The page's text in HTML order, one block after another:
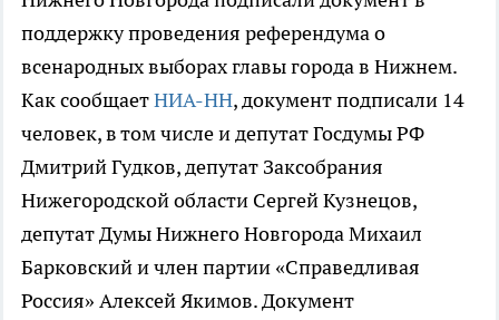
поддержку проведения референдума о
всенародных выборах главы города в Нижнем.
Как сообщаетНИА-НН, документ подписали 14
человек, в том числе и депутат Госдумы РФ
Дмитрий Гудков, депутат Заксобрания
Нижегородской области Сергей Кузнецов,
депутат Думы Нижнего Новгорода Михаил
Барковский и член партии «Справедливая
Россия» Алексей Якимов. Документ